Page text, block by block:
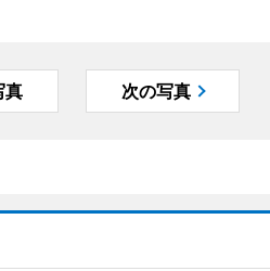
真 次の写真